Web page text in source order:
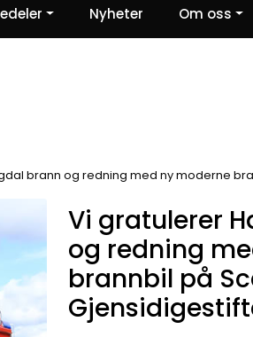
Nyheter Om oss
brann og redning med ny moderne
Vi gratulerer
og redning
brannbil på